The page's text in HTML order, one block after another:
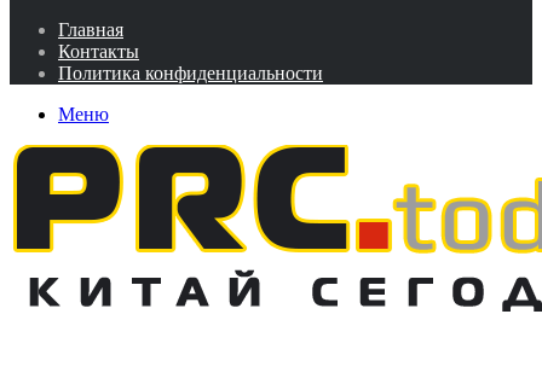
Главная
Контакты
Политика конфиденциальности
Меню